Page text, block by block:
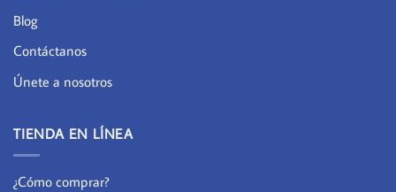
Blog
Contáctanos
Únete a nosotros
TIENDA EN LÍNEA
¿Cómo comprar?